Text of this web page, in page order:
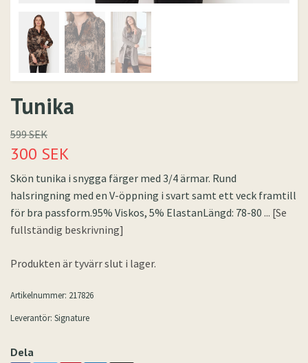
Tunika
599 SEK
300 SEK
Skön tunika i snygga färger med 3/4 ärmar. Rund
halsringning med en V-öppning i svart samt ett veck framtill
för bra passform.95% Viskos, 5% ElastanLängd: 78-80 ... [Se
fullständig beskrivning]
Produkten är tyvärr slut i lager.
Artikelnummer: 217826
Leverantör: Signature
Dela